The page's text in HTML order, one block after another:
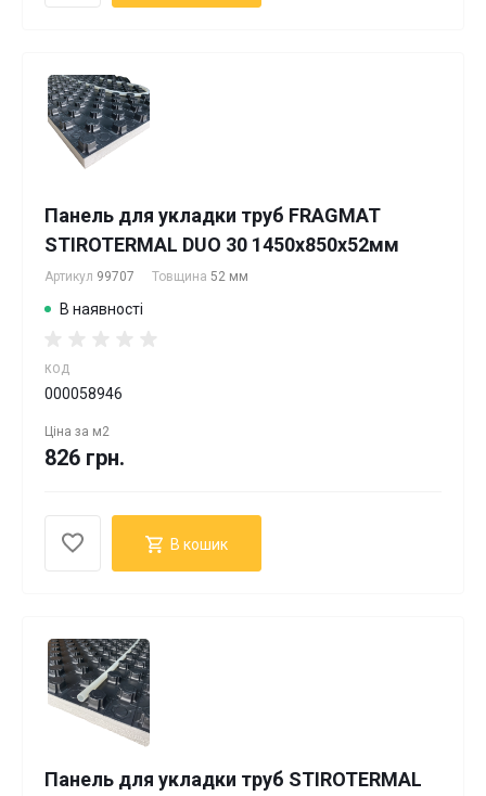
Панель для укладки труб FRAGMAT
STIROTERMAL DUO 30 1450x850x52мм
Артикул 99707 Товщина 52 мм
В наявності
КОД
000058946
Ціна за м2
826 грн.
В кошик
Панель для укладки труб STIROTERMAL